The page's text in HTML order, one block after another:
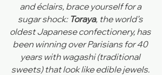
and éclairs, brace yourself for a
sugar shock: Toraya, the world’s
oldest Japanese confectionery, has
been winning over Parisians for 40
years with wagashi (traditional
sweets) that look like edible jewels.